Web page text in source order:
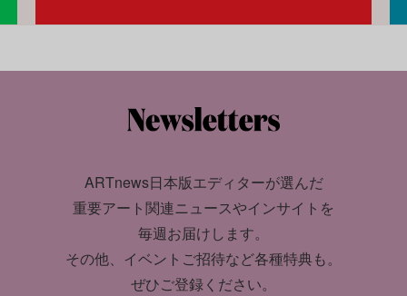
ARTnews日本版エディターが選んだ
重要アート関連ニュースやインサイトを
毎週お届けします。
その他、イベントご招待など各種特典も。
ぜひご登録ください。